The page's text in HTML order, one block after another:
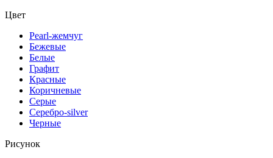
Цвет
Pearl-жемчуг
Бежевые
Белые
Графит
Красные
Коричневые
Серые
Серебро-silver
Черные
Рисунок